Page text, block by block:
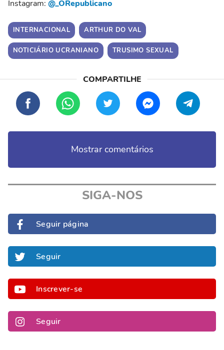
Instagram: @_ORepublicano
INTERNACIONAL ARTHUR DO VAL
NOTICIÁRIO UCRANIANO TRUSIMO SEXUAL
Mostrar comentários
SIGA-NOS
Seguir página
Seguir
Inscrever-se
Seguir